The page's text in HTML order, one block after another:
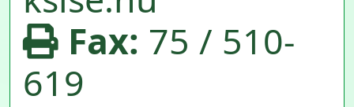
Fax: 75 / 510-
619